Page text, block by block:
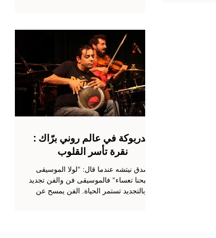
الدربوكة في عالم روني برّاك :
نقرة تأسر القلوب
صدق نيتشه عندما قال: "لولا الموسيقى
لأصبحنا تعساء" فالموسيقى فن والفن تجديد
وبالتجديد تستمر الحياة. الفن يمسح عن